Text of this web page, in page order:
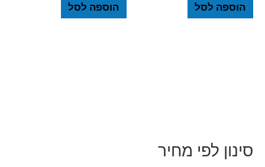
סינון לפי מחיר
הוספה לסל הוספה לסל